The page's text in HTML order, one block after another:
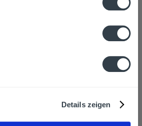
Details zeigen